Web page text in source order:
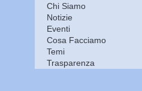
Chi Siamo
Notizie
Eventi
Cosa Facciamo
Temi
Trasparenza